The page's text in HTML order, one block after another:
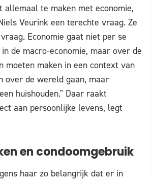
te maken met economie,
Veurink een terechte vraag. Ze
Economie gaat niet per se
de macro-economie, maar over de
moeten maken in een context van
over de wereld gaan, maar
huishouden." Daar raakt
aan persoonlijke levens, legt
en condoomgebruik
haar zo belangrijk dat er in